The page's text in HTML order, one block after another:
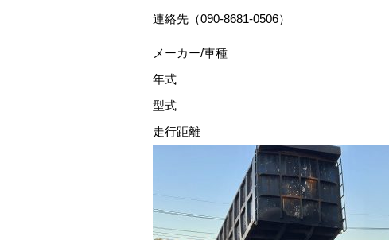
連絡先（090-8681-0506）
メーカー/車種
年式
型式
走行距離